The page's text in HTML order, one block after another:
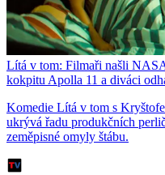
Lítá v tom: Filmaři našli
kokpitu Apolla 11 a diváci
Komedie Lítá v tom s
ukrývá řadu produkčních
zeměpisné omyly štábu.